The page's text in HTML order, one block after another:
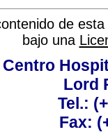
de
bajo una
Centro
Lord
Tel.:
Fax: